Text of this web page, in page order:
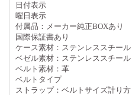
日付表示
曜日表示
付属品：メーカー純正BOXあり
国際保証書あり
ケース素材：ステンレススチール
ベゼル素材：ステンレススチール
ベルト素材：革
ベルトタイプ
ストラップ：ベルトサイズ計り方